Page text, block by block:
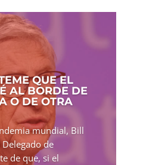
QUE EL
AL BORDE DE
O DE OTRA
mundial, Bill
Delegado de
de que, si el